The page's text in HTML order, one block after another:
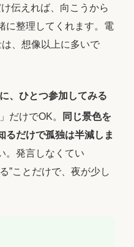
け伝えれば、向こうから
に整理してくれます。電
、想像以上に多いで
、ひとつ参加してみる
だけでOK。
同じ景色を
るだけで孤独は半減しま
。発言しなくてい
”ことだけで、夜が少し